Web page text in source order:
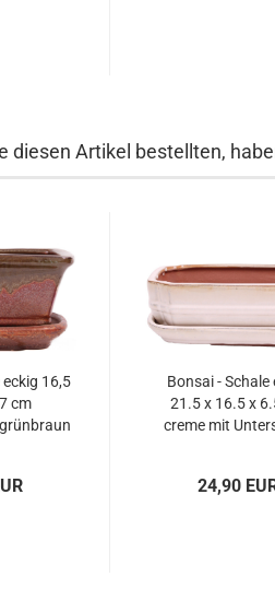
diesen Artikel bestellten,
16,5
cm
Bonsai - Schale
21.5 x 16.5 x
creme mit
24,90